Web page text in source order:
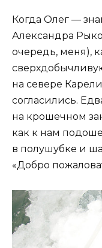
Когда Олег —
Александра
очередь, меня),
на севере
согласились.
на крошечном
как к нам
в полушубке и
«Добро